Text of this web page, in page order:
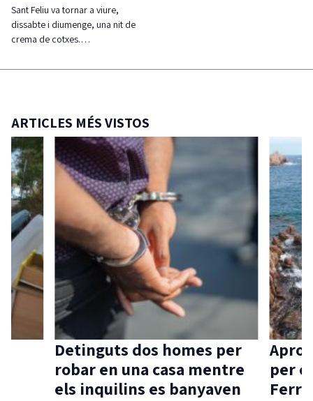
Sant Feliu va tornar a viure,
dissabte i diumenge, una nit de
crema de cotxes.…
ARTICLES MÉS VISTOS
Detinguts dos homes per
robar en una casa mentre
els inquilins es banyaven
per